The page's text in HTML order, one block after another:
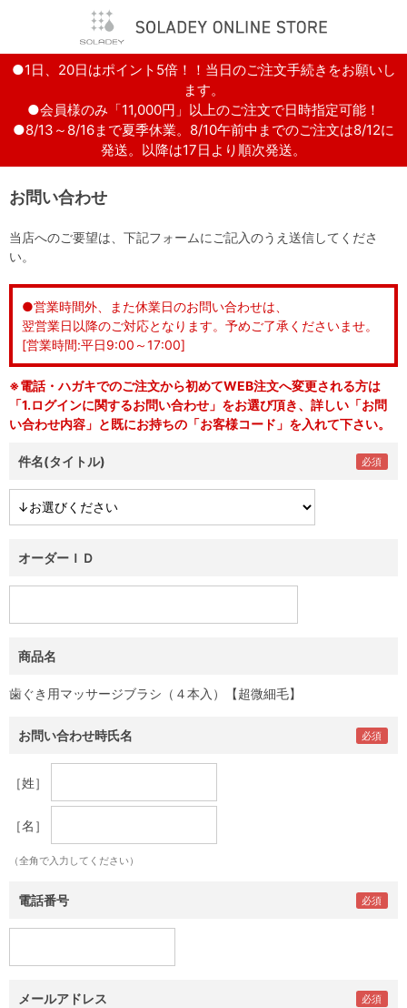
●1日、20日はポイント5倍！！当日のご注文手続きをお願いし
ます。
●会員様のみ「11,000円」以上のご注文で日時指定可能！
●8/13～8/16まで夏季休業。8/10午前中までのご注文は8/12に
発送。以降は17日より順次発送。
お問い合わせ
当店へのご要望は、下記フォームにご記入のうえ送信してくださ
い。
●営業時間外、また休業日のお問い合わせは、
翌営業日以降のご対応となります。予めご了承くださいませ。
[営業時間:平日9:00～17:00]
※電話・ハガキでのご注文から初めてWEB注文へ変更される方は
「1.ログインに関するお問い合わせ」をお選び頂き、詳しい「お問
い合わせ内容」と既にお持ちの「お客様コード」を入れて下さい。
件名(タイトル)
オーダーＩＤ
商品名
歯ぐき用マッサージブラシ（４本入）【超微細毛】
お問い合わせ時氏名
［姓］
［名］
（全角で入力してください）
電話番号
メールアドレス